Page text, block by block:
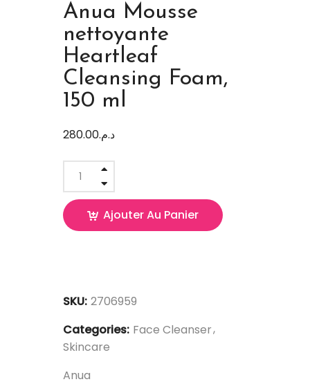
Anua Mousse
nettoyante
Heartleaf
Cleansing Foam,
150 ml
د.م.280.00
Ajouter Au Panier
SKU: 2706959
Categories: Face Cleanser
Skincare
Anua